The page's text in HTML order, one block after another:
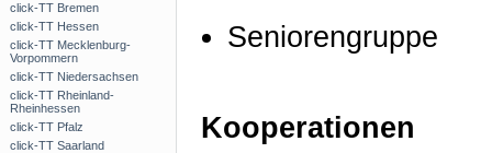
click-TT Bremen
click-TT Hessen
click-TT Mecklenburg-
Vorpommern
click-TT Niedersachsen
click-TT Rheinland-
Rheinhessen
click-TT Pfalz
click-TT Saarland
Seniorengruppe
Kooperationen